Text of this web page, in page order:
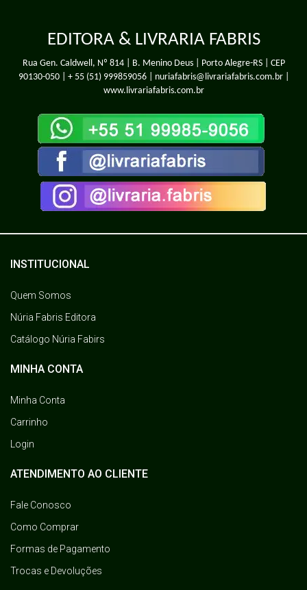
EDITORA & LIVRARIA FABRIS
Rua Gen. Caldwell, Nº 814 | B. Menino Deus | Porto Alegre-RS | CEP
90130-050 | + 55 (51) 999859056| nuriafabris@livrariafabris.com.br |
www.livrariafabris.com.br
INSTITUCIONAL
Quem Somos
Núria Fabris Editora
Catálogo Núria Fabirs
MINHA CONTA
Minha Conta
Carrinho
Login
ATENDIMENTO AO CLIENTE
Fale Conosco
Como Comprar
Formas de Pagamento
Trocas e Devoluções